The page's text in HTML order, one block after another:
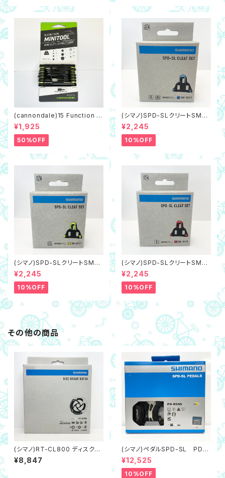
(cannondale)15 Function M
initool 携帯工具 マルチツー
ル
¥1,925
50%OFF
(シマノ)SPD-SLクリートSM-S
H12 青/ブルー,可動域2度（ネコ
ポス対象商品）
¥2,245
10%OFF
(シマノ)SPD-SLクリートSM-S
H11 黄/イエロー,可動域6度（ネ
コポス対象商品）
¥2,245
10%OFF
(シマノ)SPD-SLクリートSM-S
H10 赤/レッド,固定0度（ネコポ
ス対象商品）
¥2,245
10%OFF
その他の商品
(シマノ)RT-CL800 ディスクブ
レーキローター 140mm（センタ
ーロック内セレーション）
¥8,847
(シマノ)ペダルSPD-SL PD-R
550ブラック
¥12,525
10%OFF